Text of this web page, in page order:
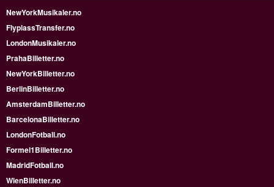
NewYorkMusikaler.no
FlyplassTransfer.no
LondonMusikaler.no
PrahaBilletter.no
NewYorkBilletter.no
BerlinBilletter.no
AmsterdamBilletter.no
BarcelonaBilletter.no
LondonFotball.no
Formel1Billetter.no
MadridFotball.no
WienBilletter.no